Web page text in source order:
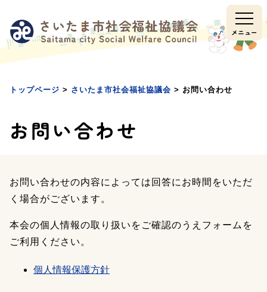
ュ
ー
へ
移
へ
移
動
タ
ー
へ
移
メニュー
トップページ > さいたま市社会福祉協議会 > お問い合わせ
お問い合わせ
お問い合わせの内容によっては回答にお時間をいただ
く場合がございます。
本会の個人情報の取り扱いをご確認のうえフォームを
ご利用ください。
個人情報保護方針